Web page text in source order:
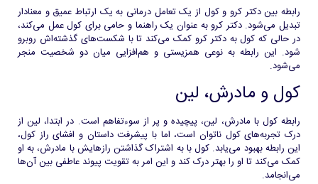
رابطه بین دکتر کرو و کول از یک تعامل درمانی به یک ارتباط عمیق و معنادار
تبدیل می‌شود. دکتر کرو به عنوان یک راهنما و حامی برای کول عمل می‌کند،
در حالی که کول به دکتر کرو کمک می‌کند تا با شکست‌های گذشته‌اش روبرو
شود. این رابطه به نوعی همزیستی و هم‌افزایی میان دو شخصیت منجر
می‌شود.
کول و مادرش، لین
رابطه کول با مادرش، لین، پیچیده و پر از سوءتفاهم است. در ابتدا، لین از
درک تجربه‌های کول ناتوان است، اما با پیشرفت داستان و افشای راز کول،
این رابطه بهبود می‌یابد. کول با به اشتراک گذاشتن رازهایش با مادرش، به او
کمک می‌کند تا او را بهتر درک کند و این امر به تقویت پیوند عاطفی بین آن‌ها
می‌انجامد.